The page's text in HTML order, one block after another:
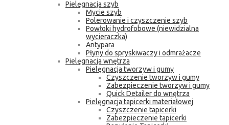
Pielęgnacja szyb
Mycie szyb
Polerowanie i czyszczenie szyb
Powłoki hydrofobowe (niewidzialna
wycieraczka)
Antypara
Płyny do spryskiwaczy i odmrażacze
Pielęgnacja wnętrza
Pielęgnacja tworzyw i gumy
Czyszczenie tworzyw i gumy
Zabezpieczenie tworzyw i gumy
Quick Detailer do wnętrza
Pielęgnacja tapicerki materiałowej
Czyszczenie tapicerki
Zabezpieczenie tapicerki